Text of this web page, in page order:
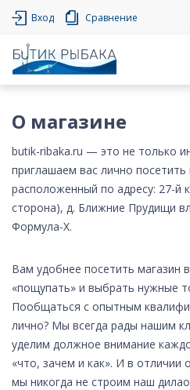
Вход Сравнение
О магазине
butik-ribaka.ru — это не только
приглашаем вас лично
расположенный по адресу: 27-
сторона), д. Ближние Прудищи
Формула-X.
Вам удобнее посетить магазин
«пощупать» и выбрать нужные
Пообщаться с опытным
лично? Мы всегда рады нашим
уделим должное внимание
«что, зачем и как». И в отличии
мы никогда не строим наш